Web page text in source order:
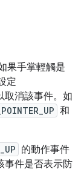
果手掌輕觸是
定
取消該事件。如
和
的動作事件
事件是否表示防